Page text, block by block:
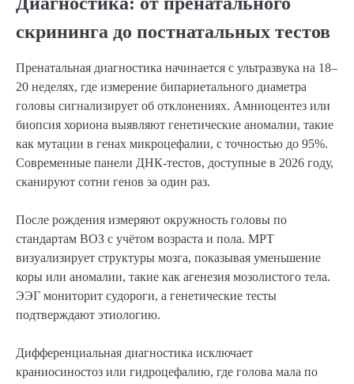
скрининга до постнатальных тестов
Пренатальная диагностика начинается с ультразвука на 18–
20 неделях, где измерение бипариетального диаметра
головы сигнализирует об отклонениях. Амниоцентез или
биопсия хориона выявляют генетические аномалии, такие
как мутации в генах микроцефалии, с точностью до 95%.
Современные панели ДНК-тестов, доступные в 2026 году,
сканируют сотни генов за один раз.
После рождения измеряют окружность головы по
стандартам ВОЗ с учётом возраста и пола. МРТ
визуализирует структуры мозга, показывая уменьшение
коры или аномалии, такие как агенезия мозолистого тела.
ЭЭГ мониторит судороги, а генетические тесты
подтверждают этиологию.
Дифференциальная диагностика исключает
краниосиностоз или гидроцефалию, где голова мала по